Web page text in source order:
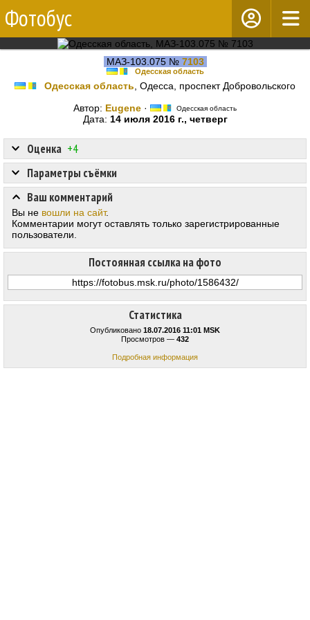
Фотобус
МАЗ-103.075 № 7103
Одесская область
Одесская область , Одесса, проспект Добровольского
Автор: Eugene · Одесская область
Дата: 14 июля 2016 г., четверг
Статистика
Опубликовано 18.07.2016 11:01 MSK
Просмотров — 432
Подробная информация
Оценка +4
Постоянная ссылка на фото
Параметры съёмки
Ваш комментарий
Вы не вошли на сайт.
Комментарии могут оставлять только зарегистрированные
пользователи.